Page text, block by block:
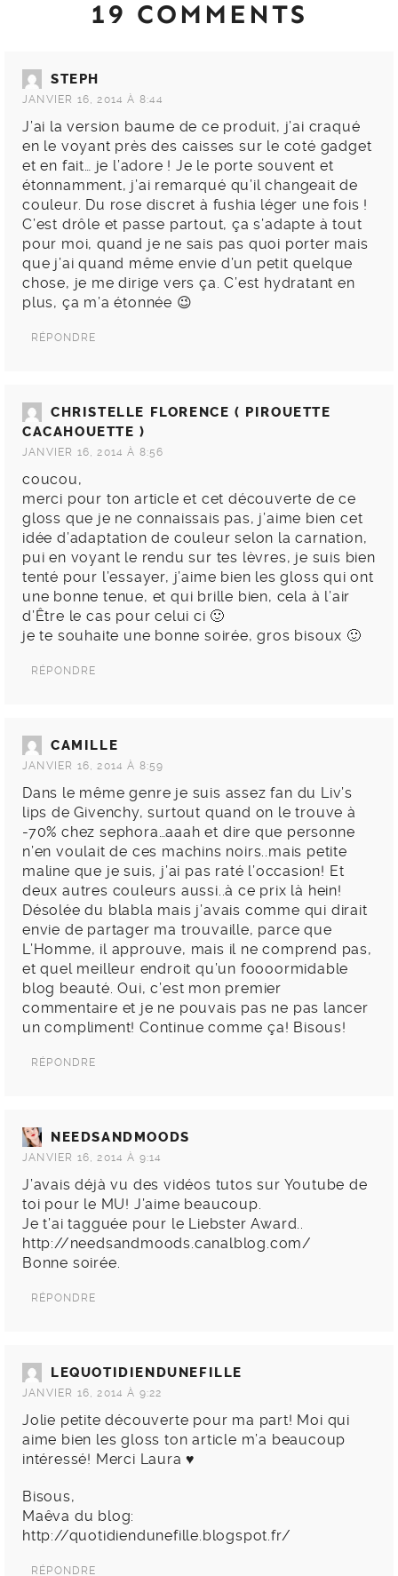
19 COMMENTS
STEPH
JANVIER 16, 2014 À 8:44
J’ai la version baume de ce produit, j’ai craqué
en le voyant près des caisses sur le coté gadget
et en fait… je l’adore ! Je le porte souvent et
étonnamment, j’ai remarqué qu’il changeait de
couleur. Du rose discret à fushia léger une fois !
C’est drôle et passe partout, ça s’adapte à tout
pour moi, quand je ne sais pas quoi porter mais
que j’ai quand même envie d’un petit quelque
chose, je me dirige vers ça. C’est hydratant en
plus, ça m’a étonnée 😉
RÉPONDRE
CHRISTELLE FLORENCE ( PIROUETTE
CACAHOUETTE )
JANVIER 16, 2014 À 8:56
coucou,
merci pour ton article et cet découverte de ce
gloss que je ne connaissais pas, j’aime bien cet
idée d’adaptation de couleur selon la carnation,
pui en voyant le rendu sur tes lèvres, je suis bien
tenté pour l’essayer, j’aime bien les gloss qui ont
une bonne tenue, et qui brille bien, cela à l’air
d’Être le cas pour celui ci 🙂
je te souhaite une bonne soirée, gros bisoux 🙂
RÉPONDRE
CAMILLE
JANVIER 16, 2014 À 8:59
Dans le même genre je suis assez fan du Liv’s
lips de Givenchy, surtout quand on le trouve à
-70% chez sephora…aaah et dire que personne
n’en voulait de ces machins noirs..mais petite
maline que je suis, j’ai pas raté l’occasion! Et
deux autres couleurs aussi..à ce prix là hein!
Désolée du blabla mais j’avais comme qui dirait
envie de partager ma trouvaille, parce que
L’Homme, il approuve, mais il ne comprend pas,
et quel meilleur endroit qu’un foooormidable
blog beauté. Oui, c’est mon premier
commentaire et je ne pouvais pas ne pas lancer
un compliment! Continue comme ça! Bisous!
RÉPONDRE
NEEDSANDMOODS
JANVIER 16, 2014 À 9:14
J’avais déjà vu des vidéos tutos sur Youtube de
toi pour le MU! J’aime beaucoup.
Je t’ai tagguée pour le Liebster Award..
http://needsandmoods.canalblog.com/
Bonne soirée.
RÉPONDRE
LEQUOTIDIENDUNEFILLE
JANVIER 16, 2014 À 9:22
Jolie petite découverte pour ma part! Moi qui
aime bien les gloss ton article m’a beaucoup
intéressé! Merci Laura ♥
Bisous,
Maêva du blog:
http://quotidiendunefille.blogspot.fr/
RÉPONDRE